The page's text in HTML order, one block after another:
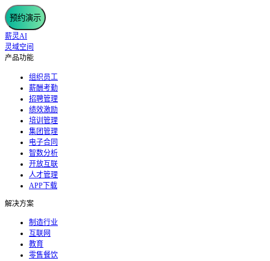
预约演示
薪灵AI
灵域空间
产品功能
组织员工
薪酬考勤
招聘管理
绩效激励
培训管理
集团管理
电子合同
智数分析
开放互联
人才管理
APP下载
解决方案
制造行业
互联网
教育
零售餐饮